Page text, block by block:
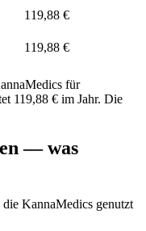
119,88 €
119,88 €
für
119,88 € im Jahr. Die
— was
KannaMedics genutzt